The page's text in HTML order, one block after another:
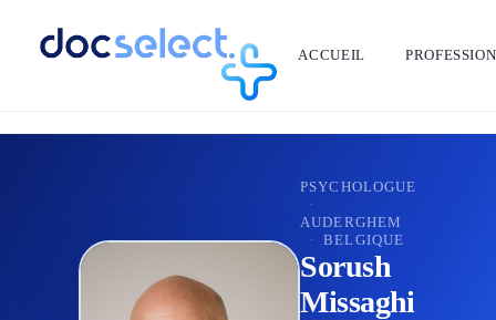
ACCUEIL
RETOUR À L'ANNUAIRE
PSYCHOLOGUE
·
AUDERGHEM
·
BELGIQUE
Sorush
Missaghi